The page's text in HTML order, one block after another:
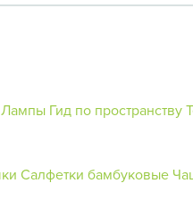
Лампы Гид по пространству
Салфетки бамбуковые